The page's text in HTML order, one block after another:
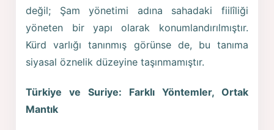
değil; Şam yönetimi adına sahadaki fiilîliği
yöneten bir yapı olarak konumlandırılmıştır.
Kürd varlığı tanınmış görünse de, bu tanıma
siyasal öznelik düzeyine taşınmamıştır.
Türkiye ve Suriye: Farklı Yöntemler, Ortak
Mantık